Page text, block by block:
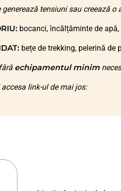
tensiuni sau creează
bocanci, încălțăminte de
bețe de trekking, pelerină de
echipamentul minim
link-ul de mai jos: